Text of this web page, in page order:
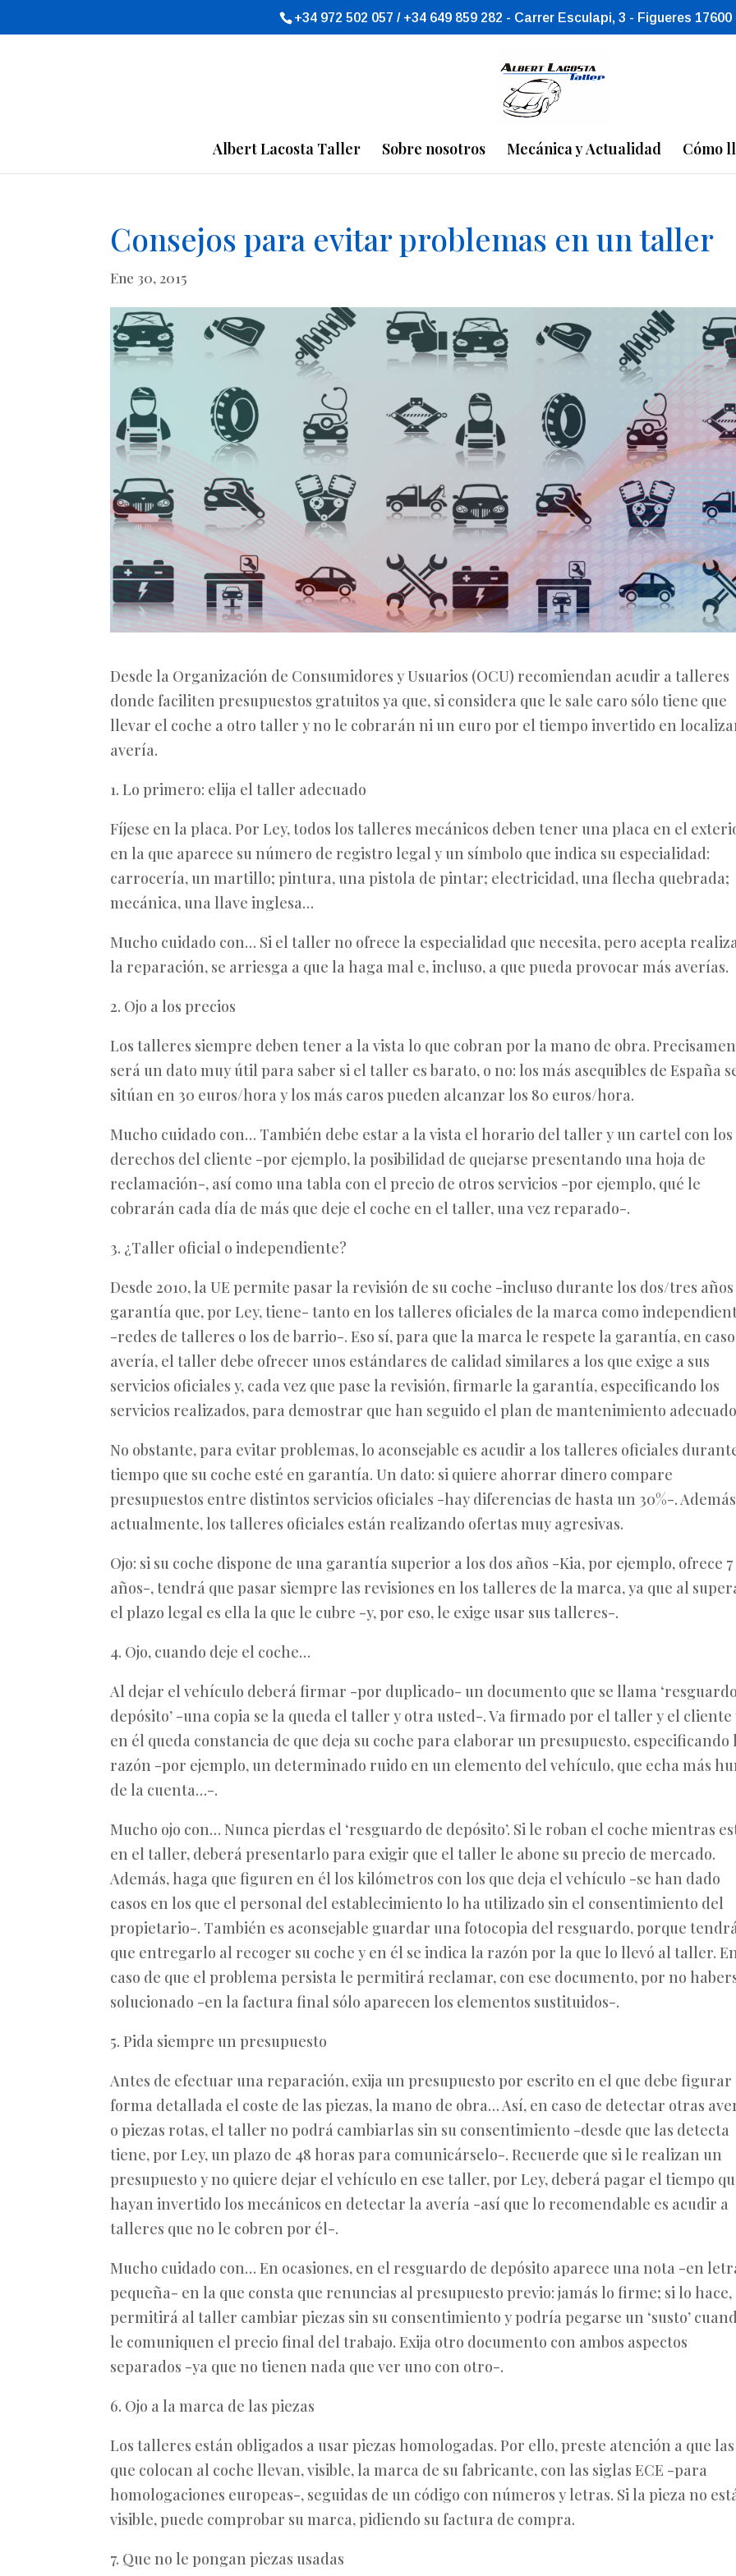
+34 972 502 057 / +34 649 859 282 - Carrer Esculapi, 3 - Figueres
Albert Lacosta Taller Sobre nosotros Mecánica y Actualidad Cómo
Consejos para evitar problemas en un taller
Ene 30, 2015
Desde la Organización de Consumidores y Usuarios (OCU) recomiendan acudir a talleres
donde faciliten presupuestos gratuitos ya que, si considera que le sale caro sólo tiene que
llevar el coche a otro taller y no le cobrarán ni un euro por el tiempo invertido en
avería.
1. Lo primero: elija el taller adecuado
Fíjese en la placa. Por Ley, todos los talleres mecánicos deben tener una placa en el
en la que aparece su número de registro legal y un símbolo que indica su especialidad:
carrocería, un martillo; pintura, una pistola de pintar; electricidad, una flecha quebrada;
mecánica, una llave inglesa…
Mucho cuidado con… Si el taller no ofrece la especialidad que necesita, pero acepta
la reparación, se arriesga a que la haga mal e, incluso, a que pueda provocar más averías.
2. Ojo a los precios
Los talleres siempre deben tener a la vista lo que cobran por la mano de obra.
será un dato muy útil para saber si el taller es barato, o no: los más asequibles de España
sitúan en 30 euros/hora y los más caros pueden alcanzar los 80 euros/hora.
Mucho cuidado con… También debe estar a la vista el horario del taller y un cartel con los
derechos del cliente -por ejemplo, la posibilidad de quejarse presentando una hoja de
reclamación-, así como una tabla con el precio de otros servicios -por ejemplo, qué le
cobrarán cada día de más que deje el coche en el taller, una vez reparado-.
3. ¿Taller oficial o independiente?
Desde 2010, la UE permite pasar la revisión de su coche -incluso durante los dos/tres años
garantía que, por Ley, tiene- tanto en los talleres oficiales de la marca como
-redes de talleres o los de barrio-. Eso sí, para que la marca le respete la garantía, en
avería, el taller debe ofrecer unos estándares de calidad similares a los que exige a sus
servicios oficiales y, cada vez que pase la revisión, firmarle la garantía, especificando los
servicios realizados, para demostrar que han seguido el plan de mantenimiento
No obstante, para evitar problemas, lo aconsejable es acudir a los talleres oficiales
tiempo que su coche esté en garantía. Un dato: si quiere ahorrar dinero compare
presupuestos entre distintos servicios oficiales -hay diferencias de hasta un 30%-.
actualmente, los talleres oficiales están realizando ofertas muy agresivas.
Ojo: si su coche dispone de una garantía superior a los dos años -Kia, por ejemplo, ofrece 7
años-, tendrá que pasar siempre las revisiones en los talleres de la marca, ya que al
el plazo legal es ella la que le cubre -y, por eso, le exige usar sus talleres-.
4. Ojo, cuando deje el coche…
Al dejar el vehículo deberá firmar -por duplicado- un documento que se llama
depósito’ -una copia se la queda el taller y otra usted-. Va firmado por el taller y el cliente
en él queda constancia de que deja su coche para elaborar un presupuesto, especificando
razón -por ejemplo, un determinado ruido en un elemento del vehículo, que echa más
de la cuenta…-.
Mucho ojo con… Nunca pierdas el ‘resguardo de depósito’. Si le roban el coche mientras
en el taller, deberá presentarlo para exigir que el taller le abone su precio de mercado.
Además, haga que figuren en él los kilómetros con los que deja el vehículo -se han dado
casos en los que el personal del establecimiento lo ha utilizado sin el consentimiento del
propietario-. También es aconsejable guardar una fotocopia del resguardo, porque tendrá
que entregarlo al recoger su coche y en él se indica la razón por la que lo llevó al taller. En
caso de que el problema persista le permitirá reclamar, con ese documento, por no
solucionado -en la factura final sólo aparecen los elementos sustituidos-.
5. Pida siempre un presupuesto
Antes de efectuar una reparación, exija un presupuesto por escrito en el que debe figurar
forma detallada el coste de las piezas, la mano de obra… Así, en caso de detectar otras
o piezas rotas, el taller no podrá cambiarlas sin su consentimiento -desde que las detecta
tiene, por Ley, un plazo de 48 horas para comunicárselo-. Recuerde que si le realizan un
presupuesto y no quiere dejar el vehículo en ese taller, por Ley, deberá pagar el tiempo
hayan invertido los mecánicos en detectar la avería -así que lo recomendable es acudir a
talleres que no le cobren por él-.
Mucho cuidado con… En ocasiones, en el resguardo de depósito aparece una nota -en
pequeña- en la que consta que renuncias al presupuesto previo: jamás lo firme; si lo hace,
permitirá al taller cambiar piezas sin su consentimiento y podría pegarse un ‘susto’
le comuniquen el precio final del trabajo. Exija otro documento con ambos aspectos
separados -ya que no tienen nada que ver uno con otro-.
6. Ojo a la marca de las piezas
Los talleres están obligados a usar piezas homologadas. Por ello, preste atención a que las
que colocan al coche llevan, visible, la marca de su fabricante, con las siglas ECE -para
homologaciones europeas-, seguidas de un código con números y letras. Si la pieza no
visible, puede comprobar su marca, pidiendo su factura de compra.
7. Que no le pongan piezas usadas